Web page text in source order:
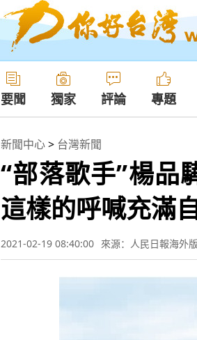
要聞 獨家 評論 專題
新聞中心> 台灣新聞
“部落歌手”楊品
這樣的呼喊充滿
2021-02-19 08:40:00 來源：人民日報海外版